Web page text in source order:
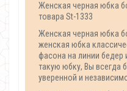
Женская черная юбка
товара St-1333
Женская черная юбка
женская юбка
фасона на линии бедер
такую юбку, Вы всегда
уверенной и